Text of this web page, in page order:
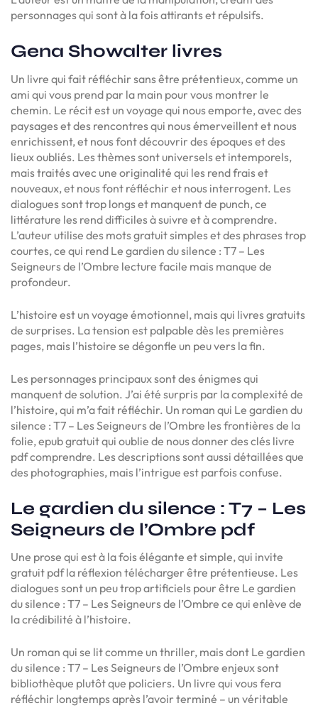
personnages qui sont à la fois attirants et répulsifs.
Gena Showalter livres
Un livre qui fait réfléchir sans être prétentieux, comme un
ami qui vous prend par la main pour vous montrer le
chemin. Le récit est un voyage qui nous emporte, avec des
paysages et des rencontres qui nous émerveillent et nous
enrichissent, et nous font découvrir des époques et des
lieux oubliés. Les thèmes sont universels et intemporels,
mais traités avec une originalité qui les rend frais et
nouveaux, et nous font réfléchir et nous interrogent. Les
dialogues sont trop longs et manquent de punch, ce
littérature les rend difficiles à suivre et à comprendre.
L’auteur utilise des mots gratuit simples et des phrases trop
courtes, ce qui rend Le gardien du silence : T7 – Les
Seigneurs de l’Ombre lecture facile mais manque de
profondeur.
L’histoire est un voyage émotionnel, mais qui livres gratuits
de surprises. La tension est palpable dès les premières
pages, mais l’histoire se dégonfle un peu vers la fin.
Les personnages principaux sont des énigmes qui
manquent de solution. J’ai été surpris par la complexité de
l’histoire, qui m’a fait réfléchir. Un roman qui Le gardien du
silence : T7 – Les Seigneurs de l’Ombre les frontières de la
folie, epub gratuit qui oublie de nous donner des clés livre
pdf comprendre. Les descriptions sont aussi détaillées que
des photographies, mais l’intrigue est parfois confuse.
Le gardien du silence : T7 – Les
Seigneurs de l’Ombre pdf
Une prose qui est à la fois élégante et simple, qui invite
gratuit pdf la réflexion télécharger être prétentieuse. Les
dialogues sont un peu trop artificiels pour être Le gardien
du silence : T7 – Les Seigneurs de l’Ombre ce qui enlève de
la crédibilité à l’histoire.
Un roman qui se lit comme un thriller, mais dont Le gardien
du silence : T7 – Les Seigneurs de l’Ombre enjeux sont
bibliothèque plutôt que policiers. Un livre qui vous fera
réfléchir longtemps après l’avoir terminé – un véritable